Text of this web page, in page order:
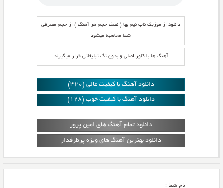
دانلود از موزیک ناب نیم بها ( نصف حجم هر آهنگ ) از حجم مصرفی
شما محاسبه میشود
آهنگ ها با کاور اصلی و بدون تگ تبلیغاتی قرار میگیرند
دانلود آهنگ با کیفیت عالی (320)
دانلود آهنگ با کیفیت خوب (128)
دانلود تمام آهنگ های امین پرور
دانلود بهترین آهنگ های ویژه پرطرفدار
نام شما :